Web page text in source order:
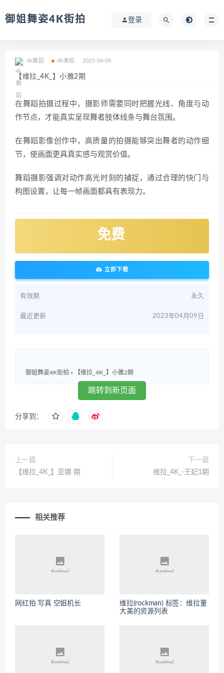
御姐舞姿4K街拍 登录
4k舞蹈 4K美拍 2023-04-09
【维拉_4K_】小雅2期
在舞蹈拍摄过程中，摄影师需要同时把握光线、角度与动
作节点，才能真实呈现舞者肢体线条与舞台氛围。
在舞蹈影像创作中，高质量的拍摄能够突出舞者的动作细
节，使画面更具真实感与观赏价值。
舞蹈摄影强调对动作高光时刻的捕捉，通过合理的快门与
构图设置，让每一帧画面都具有表现力。
免费
立即下载
有效期 永久
最近更新 2023年04月09日
御姐舞姿4K街拍 » 【维拉_4K_】小雅2期
分享到：
上一篇
【维拉_4K_】亚娜 期
下一篇
维拉_4K_-王妃1期
相关推荐
网红拍 写真 空姐机长
维拉(rockman) 标签：维拉董
大美的资源列表
跳转到新页面